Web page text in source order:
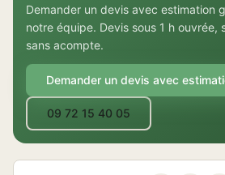
Demander un devis avec estimation
notre équipe. Devis sous 1 h ouvrée,
sans acompte.
Demander un devis avec
09 72 15 40 05